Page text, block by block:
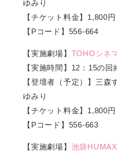
ゆみり
【チケット料金】1,800円
【Pコード】556-664
【実施劇場】 TOHOシネ
【実施時間】12：15の回
【登壇者（予定）】三森
ゆみり
【チケット料金】1,800円
【Pコード】556-663
【実施劇場】 池袋